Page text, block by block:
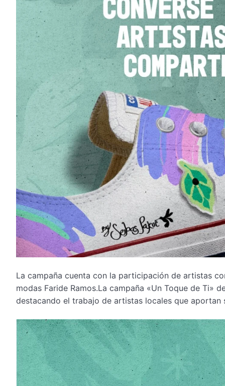
La campaña cuenta con la participación de artistas
modas Faride Ramos.La campaña «Un Toque de Ti»
destacando el trabajo de artistas locales que aportan